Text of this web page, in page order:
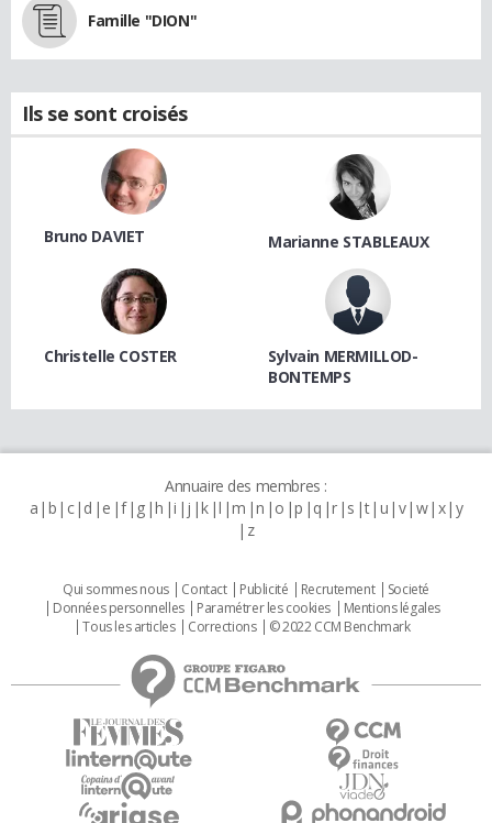
Famille "DION"
Ils se sont croisés
Bruno DAVIET Marianne STABLEAUX
Christelle COSTER
Sylvain MERMILLOD-
BONTEMPS
Annuaire des membres :
a b c d e f g h i j k l m n o p q r s t u v w x y
z
Qui sommes nous Contact Publicité Recrutement
Societé
Données personnelles
Paramétrer les cookies
Mentions légales
Tous les articles
Corrections © 2022 CCM Benchmark